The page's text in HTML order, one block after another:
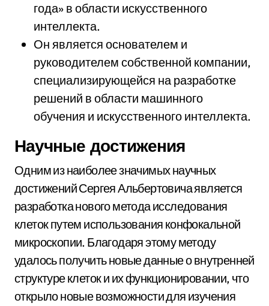
года» в области искусственного
интеллекта.
Он является основателем и
руководителем собственной компании,
специализирующейся на разработке
решений в области машинного
обучения и искусственного интеллекта.
Научные достижения
Одним из наиболее значимых научных
достижений Сергея Альбертовича является
разработка нового метода исследования
клеток путем использования конфокальной
микроскопии. Благодаря этому методу
удалось получить новые данные о внутренней
структуре клеток и их функционировании, что
открыло новые возможности для изучения